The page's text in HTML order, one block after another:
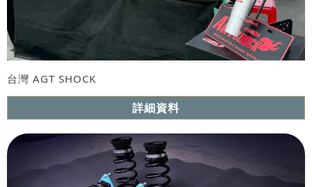
台灣 AGT SHOCK
詳細資料